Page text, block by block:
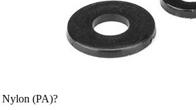
Nylon (PA)?